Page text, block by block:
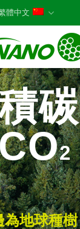
體中文
碳
2
為地球種樹